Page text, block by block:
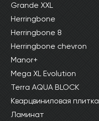
Grande XXL
Herringbone
Herringbone 8
Herringbone chevron
Manor+
Mega XL Evolution
Terra AQUA BLOCK
Кварцвиниловая плитка
Ламинат